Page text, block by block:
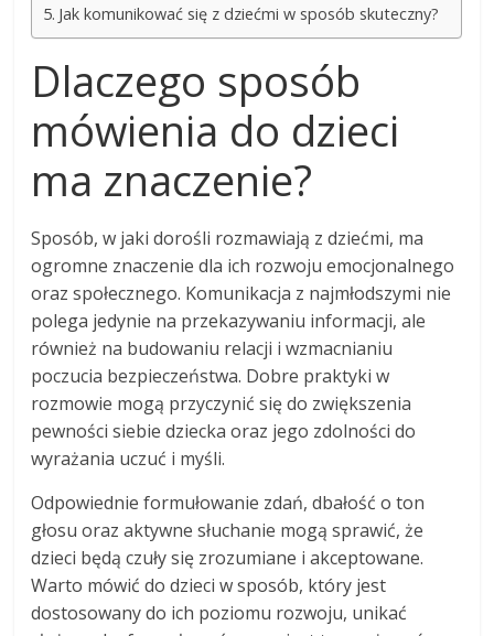
Jak komunikować się z dziećmi w sposób skuteczny?
Dlaczego sposób
mówienia do dzieci
ma znaczenie?
Sposób, w jaki dorośli rozmawiają z dziećmi, ma
ogromne znaczenie dla ich rozwoju emocjonalnego
oraz społecznego. Komunikacja z najmłodszymi nie
polega jedynie na przekazywaniu informacji, ale
również na budowaniu relacji i wzmacnianiu
poczucia bezpieczeństwa. Dobre praktyki w
rozmowie mogą przyczynić się do zwiększenia
pewności siebie dziecka oraz jego zdolności do
wyrażania uczuć i myśli.
Odpowiednie formułowanie zdań, dbałość o ton
głosu oraz aktywne słuchanie mogą sprawić, że
dzieci będą czuły się zrozumiane i akceptowane.
Warto mówić do dzieci w sposób, który jest
dostosowany do ich poziomu rozwoju, unikać